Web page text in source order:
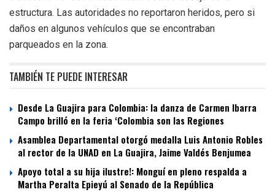
estructura. Las autoridades no reportaron heridos, pero si
daños en algunos vehículos que se encontraban
parqueados en la zona.
TAMBIÉN TE PUEDE INTERESAR
Desde La Guajira para Colombia: la danza de Carmen Ibarra
Campo brilló en la feria ‘Colombia son las Regiones
Asamblea Departamental otorgó medalla Luis Antonio Robles
al rector de la UNAD en La Guajira, Jaime Valdés Benjumea
Apoyo total a su hija ilustre!: Monguí en pleno respalda a
Martha Peralta Epieyú al Senado de la República